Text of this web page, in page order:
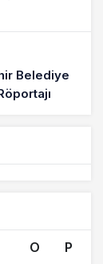
Belediye
O P